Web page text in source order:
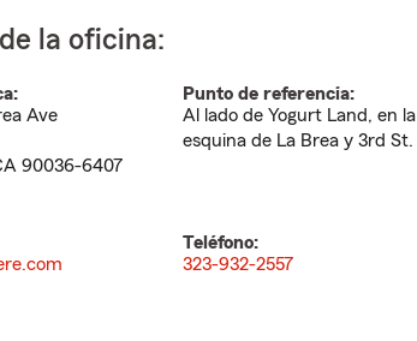
la oficina:
Ave
90036-6407
Punto de referencia:
Al lado de Yogurt Land, en la
esquina de La Brea y 3rd St.
Teléfono:
323-932-2557